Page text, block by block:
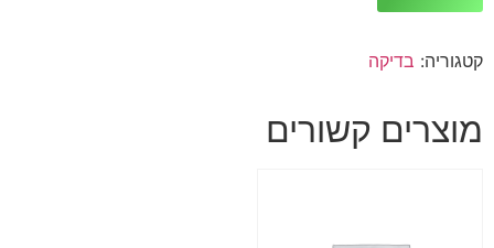
קטגוריה: בדיקה
מוצרים קשורים